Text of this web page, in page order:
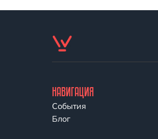
НАВИГАЦИЯ
События
Блог